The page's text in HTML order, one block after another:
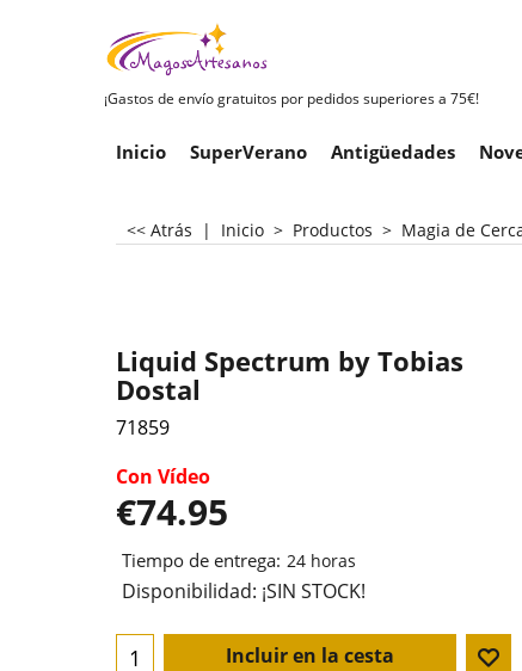
¡Gastos de envío gratuitos por pedidos superiores a 75€!
Inicio SuperVerano Antigüedades
<< Atrás | Inicio > Productos > Magia de
Liquid Spectrum by Tobias
Dostal
71859
Con Vídeo
€74.95
Tiempo de entrega: 24 horas
Disponibilidad: ¡SIN STOCK!
Incluir en la cesta